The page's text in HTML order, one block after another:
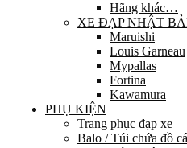
Hãng khác…
XE ĐẠP NHẬT
Maruishi
Louis Garneau
Mypallas
Fortina
Kawamura
PHỤ KIỆN
Trang phục đạp xe
Balo / Túi chứa đồ